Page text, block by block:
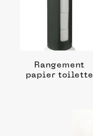
Rangement
papier toilette